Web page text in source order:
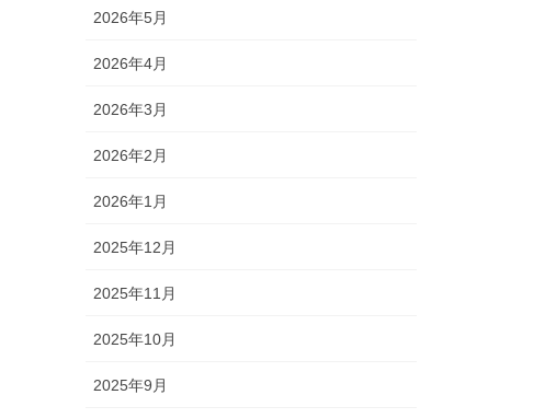
2026年5月
2026年4月
2026年3月
2026年2月
2026年1月
2025年12月
2025年11月
2025年10月
2025年9月